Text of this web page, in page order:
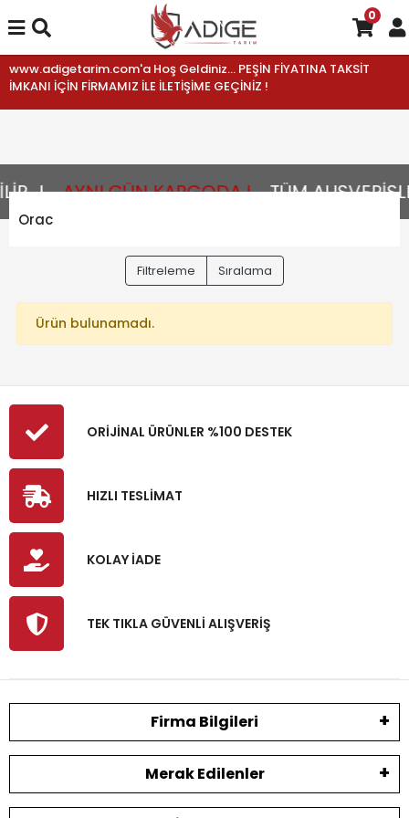
www.adigetarim.com'a Hoş Geldiniz... PEŞİN FİYATINA TAKSİT
İMKANI İÇİN FİRMAMIZ İLE İLETİŞİME GEÇİNİZ !
AYNI GÜN KARGODA ! TÜM
0
Orac
Filtreleme Sıralama
Ürün bulunamadı.
ORİJİNAL ÜRÜNLER %100 DESTEK
HIZLI TESLİMAT
KOLAY İADE
TEK TIKLA GÜVENLİ ALIŞVERİŞ
Firma Bilgileri
Merak Edilenler